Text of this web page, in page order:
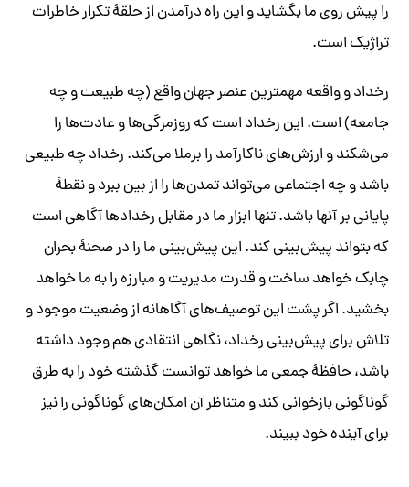
را پیش روی ما بگشاید و این راه درآمدن از حلقۀ تکرار خاطرات
تراژیک است.
رخداد و واقعه مهمترین عنصر جهان واقع (چه طبیعت و چه
جامعه) است. این رخداد است که روزمرگی‌ها و عادت‌ها را
می‌شکند و ارزش‌های ناکارآمد را برملا می‌کند. رخداد چه طبیعی
باشد و چه اجتماعی می‌تواند تمدن‌ها را از بین ببرد و نقطۀ
پایانی بر آنها باشد. تنها ابزار ما در مقابل رخدادها آگاهی است
که بتواند پیش‌بینی کند. این پیش‌بینی ما را در صحنۀ بحران
چابک خواهد ساخت و قدرت مدیریت و مبارزه را به ما خواهد
بخشید. اگر پشت این توصیف‌های آگاهانه از وضعیت موجود و
تلاش برای پیش‌بینی رخداد، نگاهی انتقادی هم وجود داشته
باشد، حافظۀ جمعی ما خواهد توانست گذشته خود را به طرق
گوناگونی بازخوانی کند و متناظر آن امکان‌های گوناگونی را نیز
برای آینده خود ببیند.